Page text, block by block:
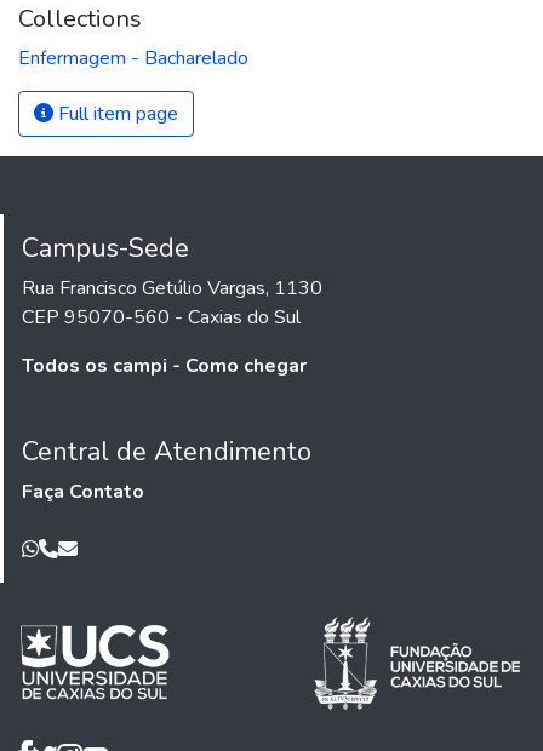
Collections
Enfermagem - Bacharelado
Full item page
Campus-Sede
Rua Francisco Getúlio Vargas, 1130
CEP 95070-560 - Caxias do Sul
Todos os campi - Como chegar
Central de Atendimento
Faça Contato